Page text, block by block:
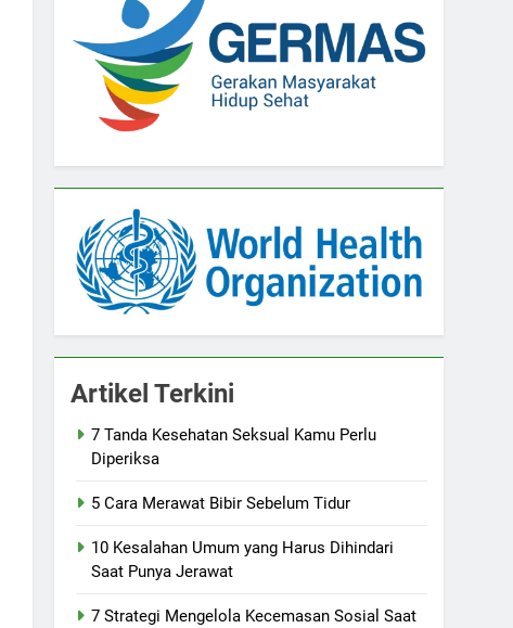
Artikel Terkini
7 Tanda Kesehatan Seksual Kamu Perlu
Diperiksa
5 Cara Merawat Bibir Sebelum Tidur
10 Kesalahan Umum yang Harus Dihindari
Saat Punya Jerawat
7 Strategi Mengelola Kecemasan Sosial Saat